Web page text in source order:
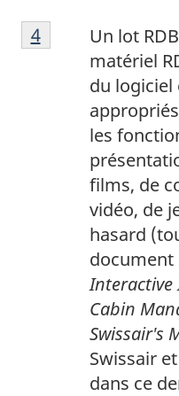
2b
a
N
o
Un lot
matériel
du
les
films, de
vidéo, de
hasard
document
Cabin
Swissair's
Swissair
dans ce
Retour à la
4